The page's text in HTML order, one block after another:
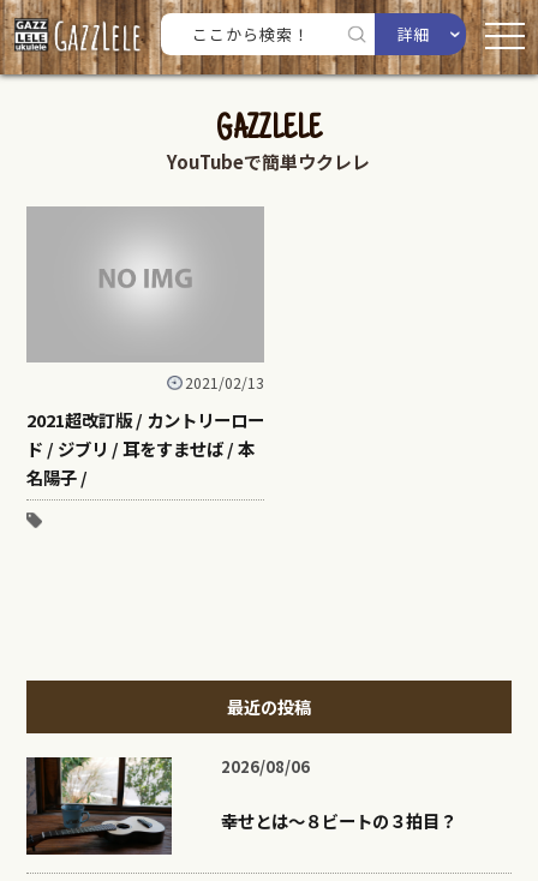
詳細
GAZZLELE
YouTubeで簡単ウクレレ
2021/02/13
2021超改訂版 / カントリーロー
ド / ジブリ / 耳をすませば / 本
名陽子 /
最近の投稿
2026/08/06
幸せとは〜８ビートの３拍目？